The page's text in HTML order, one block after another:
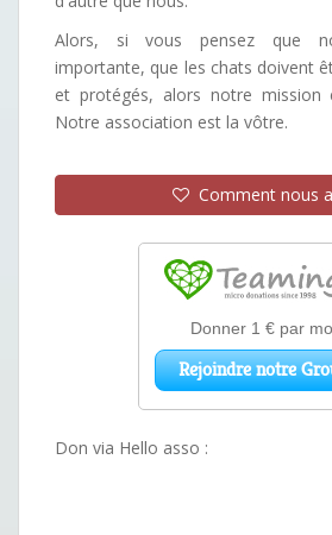
Alors, si vous pensez que
importante, que les chats doivent
et protégés, alors notre mission
Notre association est la vôtre.
Comment nous
Don via Hello asso :